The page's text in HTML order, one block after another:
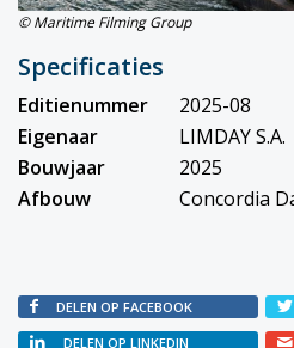
© Maritime Filming Group
Specificaties
Editienummer
2025-08
Eigenaar
LIMDAY S.A.
Bouwjaar
2025
Afbouw
Concordia
DELEN OP FACEBOOK
DELEN OP LINKEDIN